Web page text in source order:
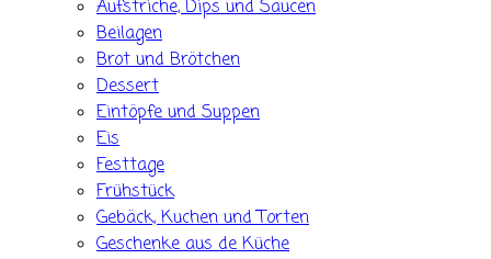
Aufstriche, Dips und Saucen
Beilagen
Brot und Brötchen
Dessert
Eintöpfe und Suppen
Eis
Festtage
Frühstück
Gebäck, Kuchen und Torten
Geschenke aus de Küche